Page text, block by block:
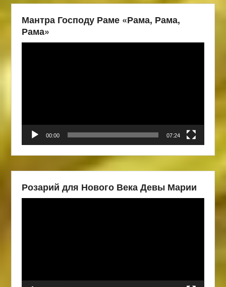
Мантра Господу Раме «Рама, Рама,
Рама»
00:00 07:24
Розарий для Нового Века Девы Марии